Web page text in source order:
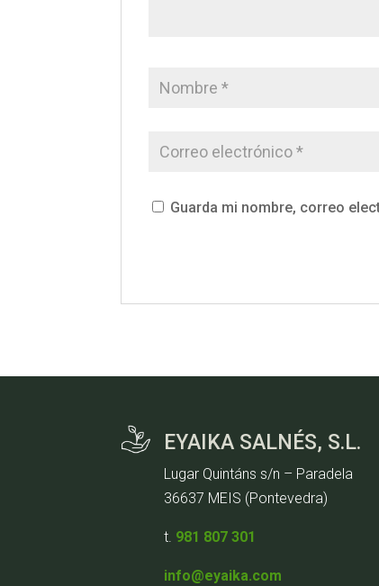
Guarda mi nombre, correo
EYAIKA SALNÉS, S.L.
Lugar Quintáns s/n – Paradela
36637 MEIS (Pontevedra)
t. 981 807 301
info@eyaika.com